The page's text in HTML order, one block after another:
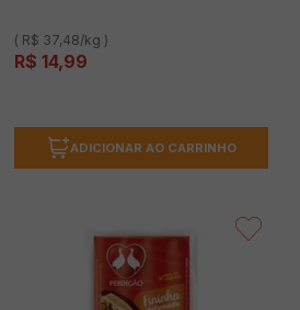
( R$ 37,48/kg )
R$ 14,99
ADICIONAR AO CARRINHO